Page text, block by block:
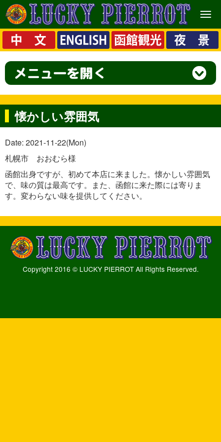
メ
ニ
ュ
ー
懐かしい雰囲気
Date: 2021-11-22(Mon)
札幌市 おおむら様
函館出身ですが、初めて本店に来ました。懐かしい雰囲気
で、味の質は最高です。また、函館に来た際には寄りま
す。変わらない味を提供してください。
Copyright 2016 © LUCKY PIERROT All Rights Reserved.